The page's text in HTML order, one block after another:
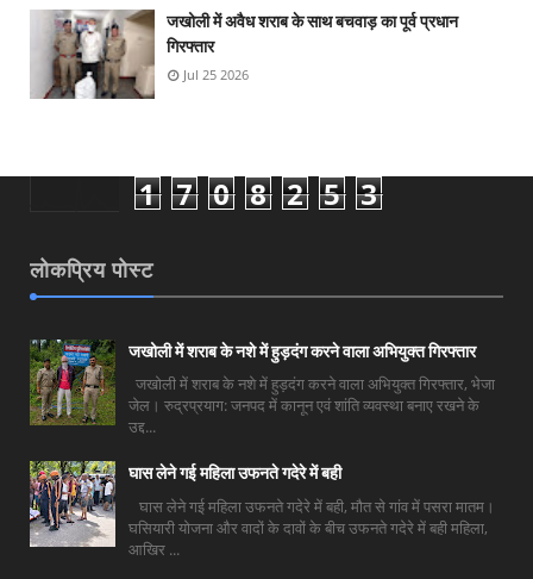
जखोली में अवैध शराब के साथ बचवाड़ का पूर्व प्रधान
गिरफ्तार
Jul 25 2026
1 7 0 8 2 5 3
लोकप्रिय पोस्ट
जखोली में शराब के नशे में हुड़दंग करने वाला अभियुक्त गिरफ्तार
जखोली में शराब के नशे में हुड़दंग करने वाला अभियुक्त गिरफ्तार, भेजा
जेल। रुद्रप्रयाग: जनपद में कानून एवं शांति व्यवस्था बनाए रखने के
उद्द...
घास लेने गई महिला उफनते गदेरे में बही
घास लेने गई महिला उफनते गदेरे में बही, मौत से गांव में पसरा मातम।
घसियारी योजना और वादों के दावों के बीच उफनते गदेरे में बही महिला,
आखिर ...